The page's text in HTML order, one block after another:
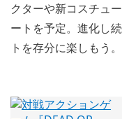
クターや新コスチュ
ートを予定。進化し
トを存分に楽しもう。